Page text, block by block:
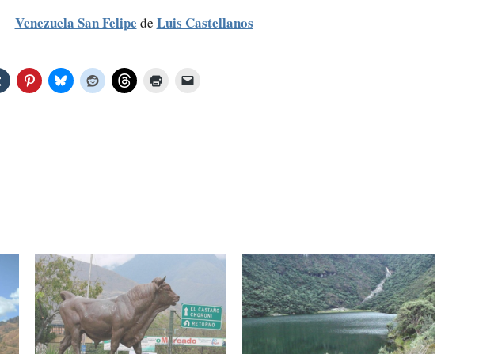
Venezuela San Felipe de Luis Castellanos